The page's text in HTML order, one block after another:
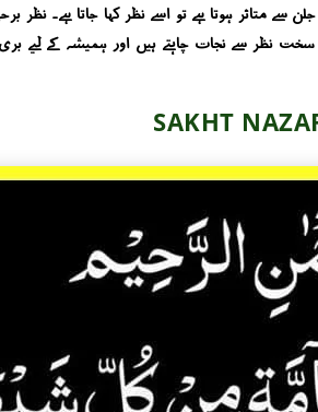
ہوتا ہے تو اسے نظر کہا جاتا ہے۔ نظر
نظر سے نجات چاہتے ہیں اور ہمیشہ کے لیے
SAKHT